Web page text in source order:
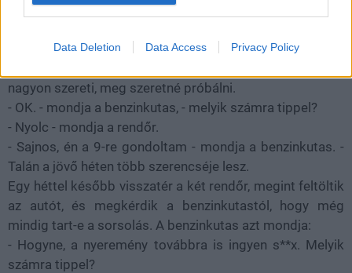
Data Deletion Data Access Privacy Policy
- Én gondolok egy számot 1 és 10 között, ön
részesül.
nagyon szereti, meg szeretné próbálni.
- OK. - mondja a benzinkutas, - melyik számra tippel?
- Nyolc - mondja a rendőr.
- Sajnos, én a 9-re gondoltam - mondja a benzinkutas. -
Talán a jövő héten több szerencséje lesz.
Egy héttel később visszatér a két rendőr, megint feltöltik
az autót, és megkérdik a benzinkutastól, hogy még
mindig tart-e a sorsolás. A benzinkutas azt mondja:
- Hogyne, a nyeremény továbbra is ingyen s**x. Melyik
számra tippel?